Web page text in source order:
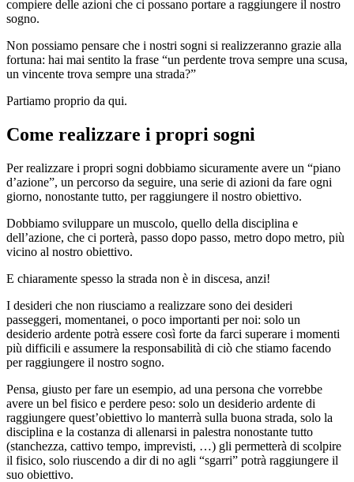
compiere delle azioni che ci possano portare a raggiungere il nostro
sogno.
Non possiamo pensare che i nostri sogni si realizzeranno grazie alla
fortuna: hai mai sentito la frase “un perdente trova sempre una scusa,
un vincente trova sempre una strada?”
Partiamo proprio da qui.
Come realizzare i propri sogni
Per realizzare i propri sogni dobbiamo sicuramente avere un “piano
d’azione”, un percorso da seguire, una serie di azioni da fare ogni
giorno, nonostante tutto, per raggiungere il nostro obiettivo.
Dobbiamo sviluppare un muscolo, quello della disciplina e
dell’azione, che ci porterà, passo dopo passo, metro dopo metro, più
vicino al nostro obiettivo.
E chiaramente spesso la strada non è in discesa, anzi!
I desideri che non riusciamo a realizzare sono dei desideri
passeggeri, momentanei, o poco importanti per noi: solo un
desiderio ardente potrà essere così forte da farci superare i momenti
più difficili e assumere la responsabilità di ciò che stiamo facendo
per raggiungere il nostro sogno.
Pensa, giusto per fare un esempio, ad una persona che vorrebbe
avere un bel fisico e perdere peso: solo un desiderio ardente di
raggiungere quest’obiettivo lo manterrà sulla buona strada, solo la
disciplina e la costanza di allenarsi in palestra nonostante tutto
(stanchezza, cattivo tempo, imprevisti, …) gli permetterà di scolpire
il fisico, solo riuscendo a dir di no agli “sgarri” potrà raggiungere il
suo obiettivo.